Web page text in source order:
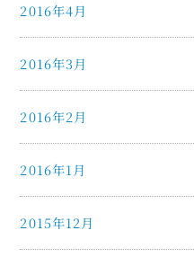
2016年4月
2016年3月
2016年2月
2016年1月
2015年12月